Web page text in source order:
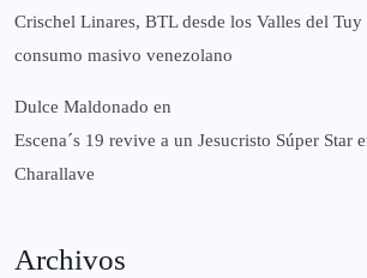
Crischel Linares, BTL desde los Valles del
consumo masivo venezolano
Dulce Maldonado en
Escena´s 19 revive a un Jesucristo Súper Star
Charallave
Archivos